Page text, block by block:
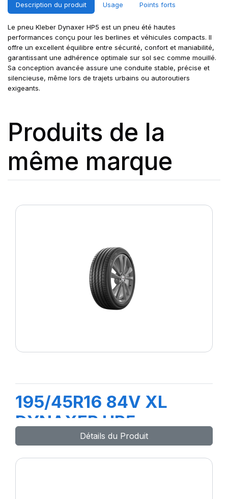
Description du produit Usage Points forts
Le pneu Kleber Dynaxer HP5 est un pneu été hautes
performances conçu pour les berlines et véhicules compacts. Il
offre un excellent équilibre entre sécurité, confort et maniabilité,
garantissant une adhérence optimale sur sol sec comme mouillé.
Sa conception avancée assure une conduite stable, précise et
silencieuse, même lors de trajets urbains ou autoroutiers
exigeants.
Produits de la
même marque
195/45R16 84V XL
DYNAXER HP5
Détails du Produit